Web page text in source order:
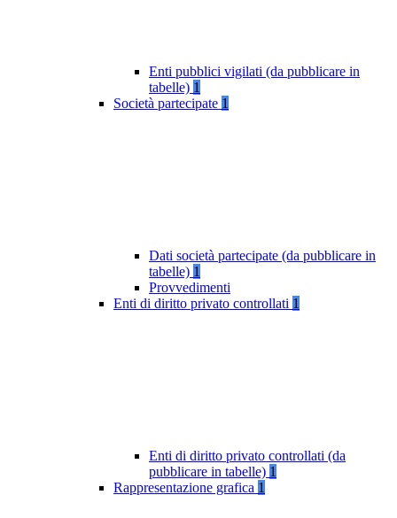
Enti pubblici vigilati (da pubblicare in
tabelle) 1
Società partecipate 1
Dati società partecipate (da pubblicare in
tabelle) 1
Provvedimenti
Enti di diritto privato controllati 1
Enti di diritto privato controllati (da
pubblicare in tabelle) 1
Rappresentazione grafica 1